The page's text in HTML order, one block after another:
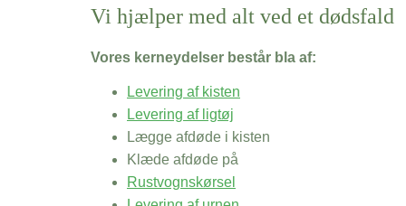
Vi hjælper med alt ved et dødsfald
Vores kerneydelser består bla af:
Levering af kisten
Levering af ligtøj
Lægge afdøde i kisten
Klæde afdøde på
Rustvognskørsel